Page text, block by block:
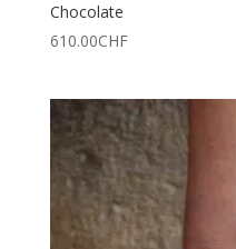
Chocolate
610.00CHF